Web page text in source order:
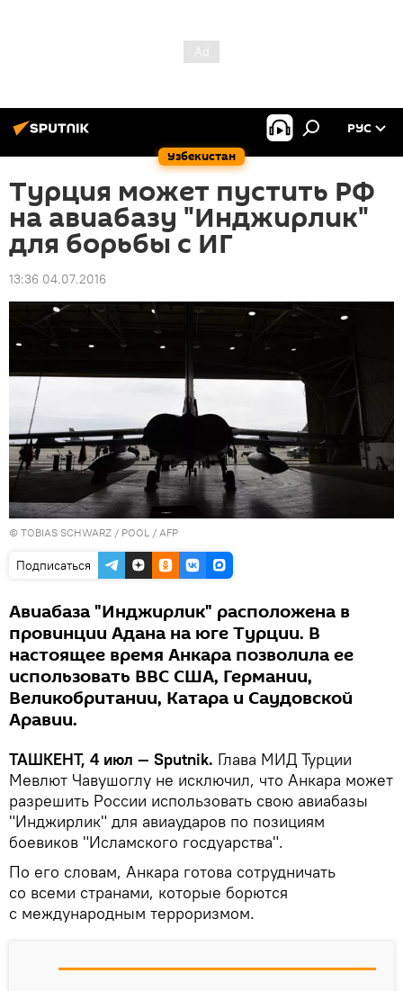
Узбекистан
РУС
Турция может пустить РФ
на авиабазу "Инджирлик"
для борьбы с ИГ
13:36 04.07.2016
© TOBIAS SCHWARZ / POOL / AFP
Подписаться
Авиабаза "Инджирлик" расположена в
провинции Адана на юге Турции. В
настоящее время Анкара позволила ее
использовать ВВС США, Германии,
Великобритании, Катара и Саудовской
Аравии.
ТАШКЕНТ, 4 июл — Sputnik. Глава МИД Турции
Мевлют Чавушоглу не исключил, что Анкара может
разрешить России использовать свою авиабазы
"Инджирлик" для авиаударов по позициям
боевиков "Исламского госдуарства".
По его словам, Анкара готова сотрудничать
со всеми странами, которые борются
с международным терроризмом.